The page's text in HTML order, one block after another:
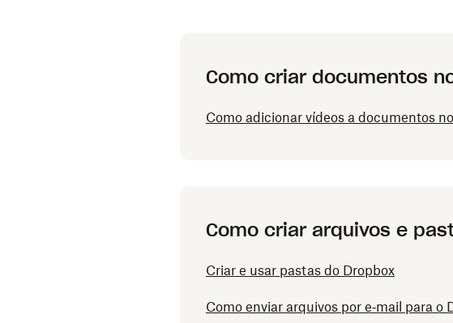
Como criar documentos
Como adicionar vídeos a documentos
Como criar arquivos e
Criar e usar pastas do Dropbox
Como enviar arquivos por e‑mail para o